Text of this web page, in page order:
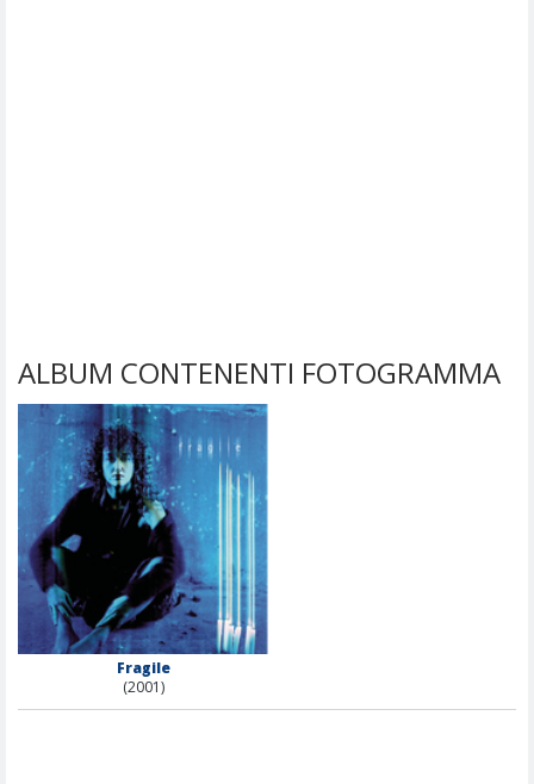
ALBUM CONTENENTI FOTOGRAMMA
Fragile
(2001)